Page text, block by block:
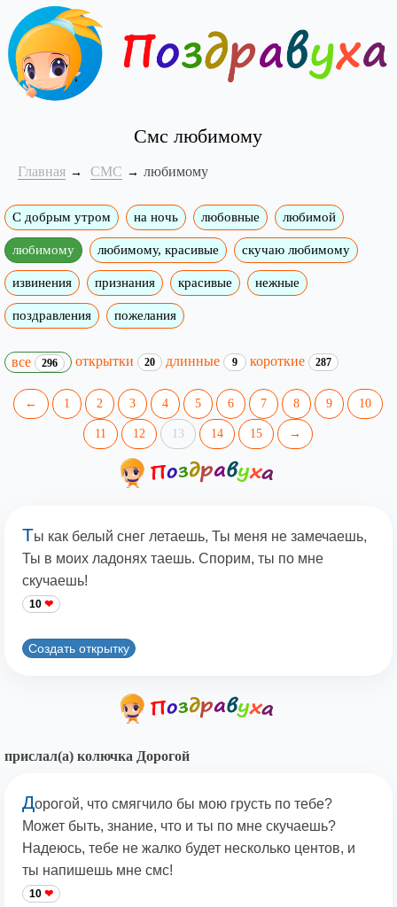
Смс любимому
Главная СМС любимому
С добрым утром на ночь любовные любимой
любимому любимому, красивые скучаю любимому
извинения признания красивые нежные
поздравления пожелания
все 296 открытки 20 длинные 9 короткие 287
← 1 2 3 4 5 6 7 8 9 10
11 12 13 14 15 →
Ты как белый снег летаешь, Ты меня не замечаешь,
Ты в моих ладонях таешь. Спорим, ты по мне
скучаешь!
10
Создать открытку
прислал(а) колючка Дорогой
Дорогой, что смягчило бы мою грусть по тебе?
Может быть, знание, что и ты по мне скучаешь?
Надеюсь, тебе не жалко будет несколько центов, и
ты напишешь мне смс!
10